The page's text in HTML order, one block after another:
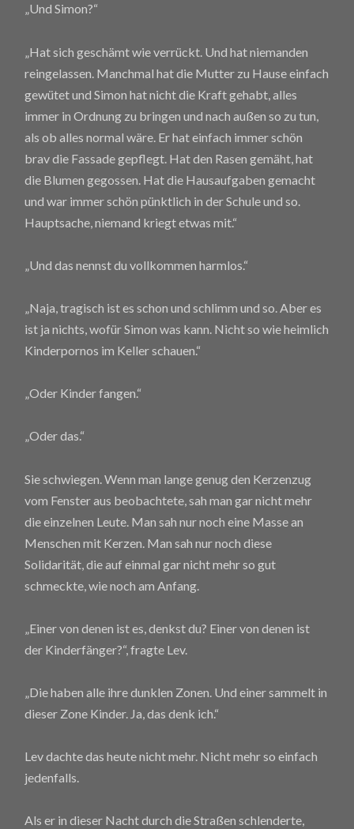
„Und Simon?“
„Hat sich geschämt wie verrückt. Und hat niemanden
reingelassen. Manchmal hat die Mutter zu Hause einfach
gewütet und Simon hat nicht die Kraft gehabt, alles
immer in Ordnung zu bringen und nach außen so zu tun,
als ob alles normal wäre. Er hat einfach immer schön
brav die Fassade gepflegt. Hat den Rasen gemäht, hat
die Blumen gegossen. Hat die Hausaufgaben gemacht
und war immer schön pünktlich in der Schule und so.
Hauptsache, niemand kriegt etwas mit.“
„Und das nennst du vollkommen harmlos.“
„Naja, tragisch ist es schon und schlimm und so. Aber es
ist ja nichts, wofür Simon was kann. Nicht so wie heimlich
Kinderpornos im Keller schauen.“
„Oder Kinder fangen.“
„Oder das.“
Sie schwiegen. Wenn man lange genug den Kerzenzug
vom Fenster aus beobachtete, sah man gar nicht mehr
die einzelnen Leute. Man sah nur noch eine Masse an
Menschen mit Kerzen. Man sah nur noch diese
Solidarität, die auf einmal gar nicht mehr so gut
schmeckte, wie noch am Anfang.
„Einer von denen ist es, denkst du? Einer von denen ist
der Kinderfänger?“, fragte Lev.
„Die haben alle ihre dunklen Zonen. Und einer sammelt in
dieser Zone Kinder. Ja, das denk ich.“
Lev dachte das heute nicht mehr. Nicht mehr so einfach
jedenfalls.
Als er in dieser Nacht durch die Straßen schlenderte,